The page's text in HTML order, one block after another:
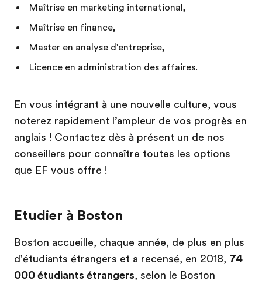
Maîtrise en marketing international,
Maîtrise en finance,
Master en analyse d'entreprise,
Licence en administration des affaires.
En vous intégrant à une nouvelle culture, vous
noterez rapidement l’ampleur de vos progrès en
anglais ! Contactez dès à présent un de nos
conseillers pour connaître toutes les options
que EF vous offre !
Etudier à Boston
Boston accueille, chaque année, de plus en plus
d'étudiants étrangers et a recensé, en 2018, 74
000 étudiants étrangers, selon le Boston